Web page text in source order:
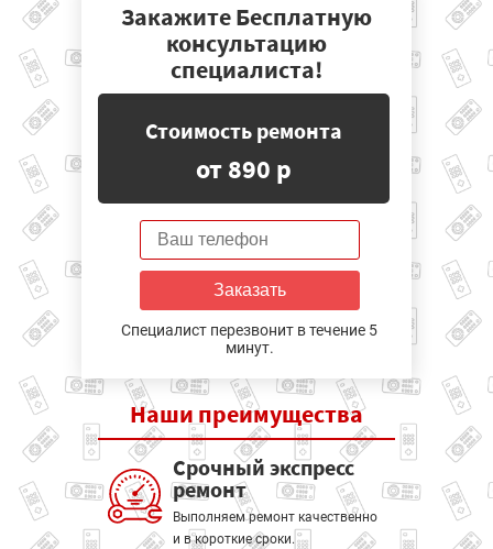
Закажите Бесплатную
консультацию
специалиста!
Стоимость ремонта
от 890 р
Заказать
Специалист перезвонит в течение 5
минут.
Наши преимущества
Срочный экспресс
ремонт
Выполняем ремонт качественно
и в короткие сроки.